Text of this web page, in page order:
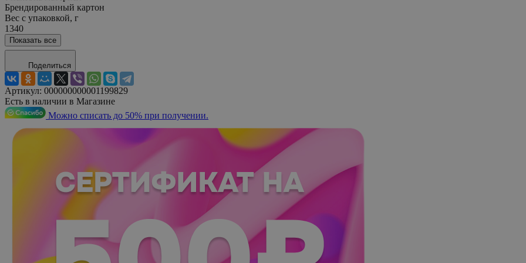
Брендированный картон
Вес с упаковкой, г
1340
Показать все
Поделиться
Артикул: 000000000001199829
Есть в наличии в Магазине
Можно списать до 50% при получении.